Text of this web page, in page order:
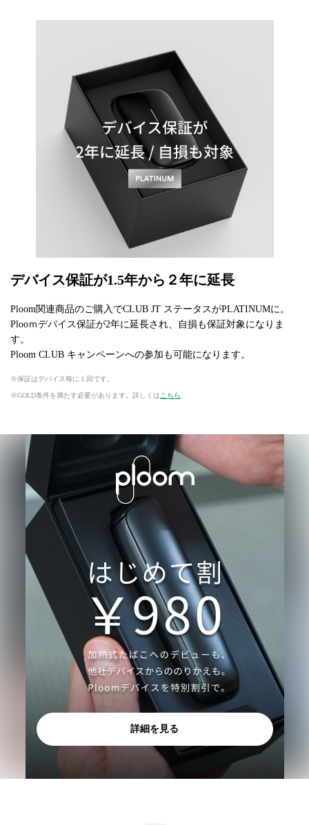
デバイス保証が1.5年から２年に延長
Ploom関連商品のご購入でCLUB JT ステータスがPLATINUMに。
Plooｍデバイス保証が2年に延長され、自損も保証対象になりま
す。
Ploom CLUB キャンペーンへの参加も可能になります。
保証はデバイス毎に１回です。
GOLD条件を満たす必要があります。詳しくは こちら
詳細を見る